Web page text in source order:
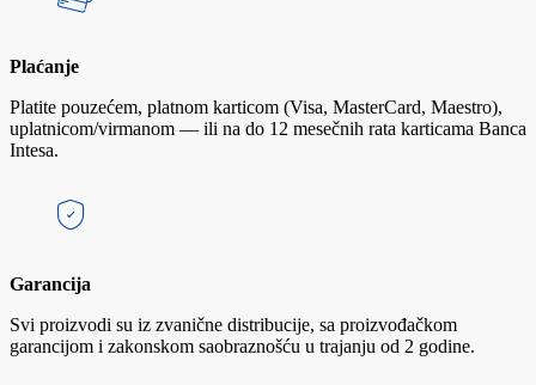
Plaćanje
Platite pouzećem, platnom karticom (Visa, MasterCard, Maestro),
uplatnicom/virmanom — ili na do 12 mesečnih rata karticama Banca
Intesa.
Garancija
Svi proizvodi su iz zvanične distribucije, sa proizvođačkom
garancijom i zakonskom saobraznošću u trajanju od 2 godine.